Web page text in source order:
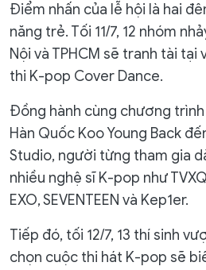
Điểm nhấn của lễ hội là hai
năng trẻ. Tối 11/7, 12 nhóm
Nội và TPHCM sẽ tranh tài
thi K-pop Cover Dance.
Đồng hành cùng chương
Hàn Quốc Koo Young Back
Studio, người từng tham gia
nhiều nghệ sĩ K-pop như
EXO, SEVENTEEN và Kep1er.
Tiếp đó, tối 12/7, 13 thí sinh
chọn cuộc thi hát K-pop sẽ